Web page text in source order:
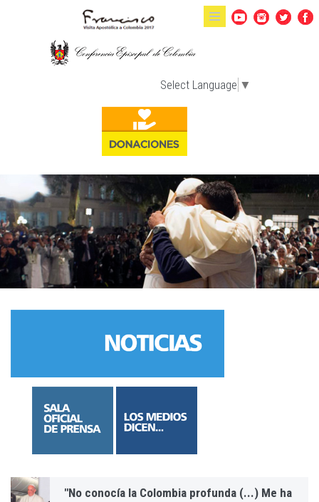
Pasar al contenido principal
Select Language ▼
"No conocía la Colombia profunda (...) Me ha